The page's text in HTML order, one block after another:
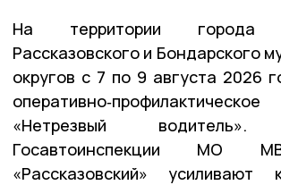
На территории города
Рассказовского и Бондарского
округов с 7 по 9 августа 2026
«Нетрезвый водитель».
Госавтоинспекции МО
«Рассказовский» усиливают